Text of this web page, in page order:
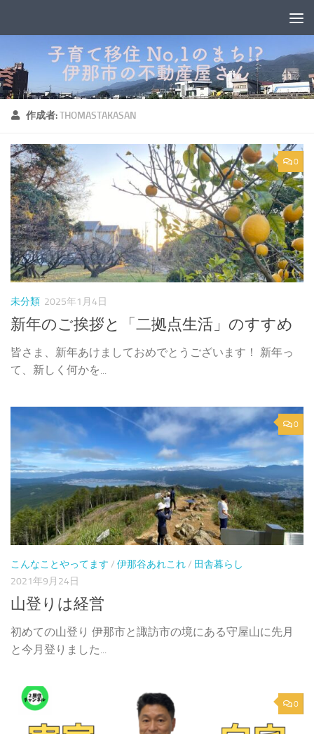
作成者:THOMASTAKASAN
0
未分類 2025年1月4日
新年のご挨拶と「二拠点生活」のすすめ
皆さま、新年あけましておめでとうございます！ 新年っ
て、新しく何かを...
0
こんなことやってます / 伊那谷あれこれ/ 田舎暮らし
2021年9月24日
山登りは経営
初めての山登り 伊那市と諏訪市の境にある守屋山に先月
と今月登りました...
0